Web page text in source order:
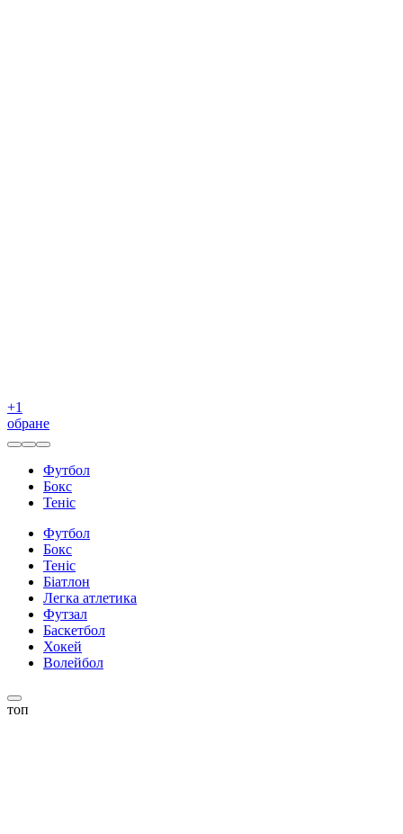
+1
обране
Футбол
Бокс
Теніс
Футбол
Бокс
Теніс
Біатлон
Легка атлетика
Футзал
Баскетбол
Хокей
Волейбол
топ